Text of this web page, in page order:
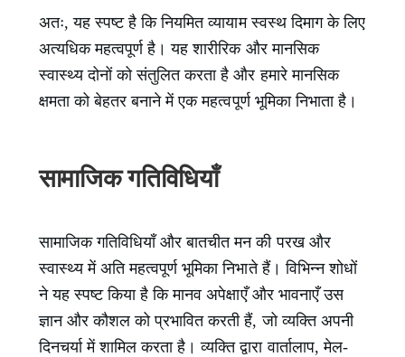
अतः, यह स्पष्ट है कि नियमित व्यायाम स्वस्थ दिमाग के लिए
अत्यधिक महत्वपूर्ण है। यह शारीरिक और मानसिक
स्वास्थ्य दोनों को संतुलित करता है और हमारे मानसिक
क्षमता को बेहतर बनाने में एक महत्वपूर्ण भूमिका निभाता है।
सामाजिक गतिविधियाँ
सामाजिक गतिविधियाँ और बातचीत मन की परख और
स्वास्थ्य में अति महत्वपूर्ण भूमिका निभाते हैं। विभिन्न शोधों
ने यह स्पष्ट किया है कि मानव अपेक्षाएँ और भावनाएँ उस
ज्ञान और कौशल को प्रभावित करती हैं, जो व्यक्ति अपनी
दिनचर्या में शामिल करता है। व्यक्ति द्वारा वार्तालाप, मेल-